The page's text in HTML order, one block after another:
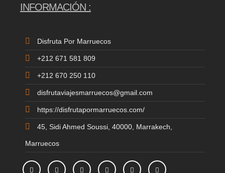
INFORMACIÓN :
Disfruta Por Marruecos
+212 671 581 809
+212 670 250 110
disfrutaviajesmarruecos@gmail.com
https://disfrutapormarruecos.com/
45, Sidi Ahmed Soussi, 40000, Marrakech,
Marruecos